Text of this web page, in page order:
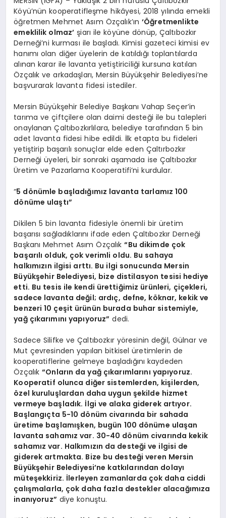
SPOR
TEKNOLOJI
Köyü’nün kooperatifleşme hikâyesi, 2018 yılında emekli
öğretmen Mehmet Asım Özçalık’ın‘Öğretmenlikte
emeklilik olmaz’ şiarı ile köyüne dönüp, Çaltıbozkır
Derneği’ni kurması ile başladı. Kimisi gazeteci kimisi ev
hanımı olan diğer üyelerin de katıldığı toplantılarda
alınan karar ile lavanta yetiştiriciliği kursuna katılan
Özçalık ve arkadaşları, Mersin Büyükşehir Belediyesi’ne
başvurarak lavanta fidesi istediler.
Mersin Büyükşehir Belediye Başkanı Vahap Seçer’in
tarıma ve çiftçilere olan daimi desteği ile bu talepleri
onaylanan Çaltıbozkırlılara, belediye tarafından 5 bin
adet lavanta fidesi hibe edildi. İlk etapta bu fideleri
yetiştirip başarılı sonuçlar elde eden Çaltırbozkır
Derneği üyeleri, bir sonraki aşamada ise Çaltıbozkır
Üretim ve Pazarlama Kooperatifi’ni kurdular.
“5 dönümle başladığımız lavanta tarlamız 100
dönüme ulaştı”
Dikilen 5 bin lavanta fidesiyle önemli bir üretim
başarısı sağladıklarını ifade eden Çaltıbozkır Derneği
Başkanı Mehmet Asım Özçalık“Bu dikimde çok
başarılı olduk, çok verimli oldu. Bu sahaya
halkımızın ilgisi arttı. Bu ilgi sonucunda Mersin
Büyükşehir Belediyesi, bize distilasyon tesisi hediye
etti. Bu tesis ile kendi ürettiğimiz ürünleri, çiçekleri,
sadece lavanta değil; ardıç, defne, köknar, kekik ve
benzeri 10 çeşit ürünün burada buhar sistemiyle,
yağ çıkarımını yapıyoruz” dedi.
Sadece Silifke ve Çaltıbozkır yöresinin değil, Gülnar ve
Mut çevresinden yapılan bitkisel üretimlerin de
kooperatiflerine gelmeye başladığını kaydeden
Özçalık“Onların da yağ çıkarımlarını yapıyoruz.
Kooperatif olunca diğer sistemlerden, kişilerden,
özel kuruluşlardan daha uygun şekilde hizmet
vermeye başladık. İlgi ve alaka giderek artıyor.
Başlangıçta 5-10 dönüm civarında bir sahada
üretime başlamışken, bugün 100 dönüme ulaşan
lavanta sahamız var. 30-40 dönüm civarında kekik
sahamız var. Halkımızın da desteği ve ilgisi de
giderek artmakta. Bize bu desteği veren Mersin
Büyükşehir Belediyesi’ne katkılarından dolayı
müteşekkiriz. İlerleyen zamanlarda çok daha ciddi
çalışmalarla, çok daha fazla destekler alacağımıza
inanıyoruz” diye konuştu.